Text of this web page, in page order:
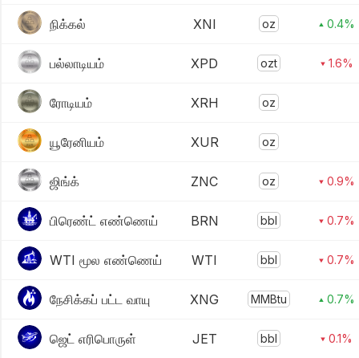
நிக்கல் XNI oz ▴ 0.4%
பல்லாடியம் XPD ozt ▾ 1.6%
ரோடியம் XRH oz
யூரேனியம் XUR oz
ஜிங்க் ZNC oz ▾ 0.9%
பிரெண்ட் எண்ணெய் BRN bbl ▾ 0.7%
WTI மூல எண்ணெய் WTI bbl ▾ 0.7%
நேசிக்கப் பட்ட வாயு XNG MMBtu ▴ 0.7%
ஜெட் எரிபொருள் JET bbl ▾ 0.1%